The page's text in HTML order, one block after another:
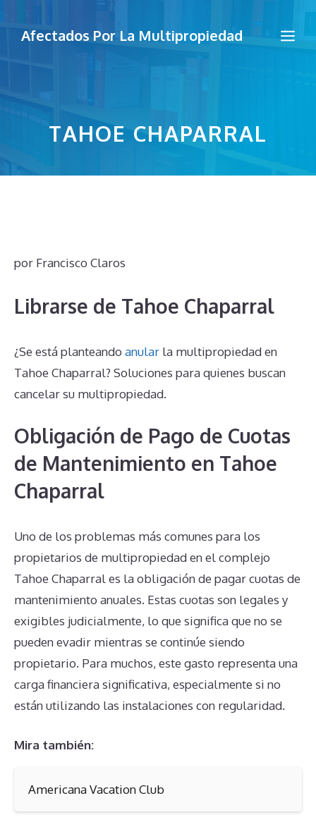
Afectados Por La Multipropiedad
TAHOE CHAPARRAL
por Francisco Claros
Librarse de Tahoe Chaparral
¿Se está planteando anular la multipropiedad en
Tahoe Chaparral? Soluciones para quienes buscan
cancelar su multipropiedad.
Obligación de Pago de Cuotas
de Mantenimiento en Tahoe
Chaparral
Uno de los problemas más comunes para los
propietarios de multipropiedad en el complejo
Tahoe Chaparral es la obligación de pagar cuotas de
mantenimiento anuales. Estas cuotas son legales y
exigibles judicialmente, lo que significa que no se
pueden evadir mientras se continúe siendo
propietario. Para muchos, este gasto representa una
carga financiera significativa, especialmente si no
están utilizando las instalaciones con regularidad.
Mira también:
Americana Vacation Club